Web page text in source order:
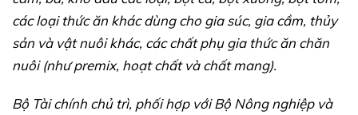
các loại thức ăn khác dùng cho gia súc, gia cầm, thủy
sản và vật nuôi khác, các chất phụ gia thức ăn chăn
nuôi (như premix, hoạt chất và chất mang).
Bộ Tài chính chủ trì, phối hợp với Bộ Nông nghiệp và